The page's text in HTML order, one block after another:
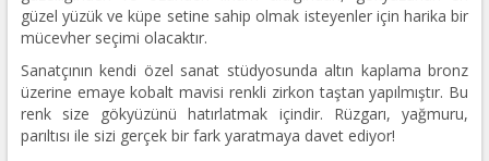
güzel yüzük ve küpe setine sahip olmak isteyenler için harika bir
mücevher seçimi olacaktır.
Sanatçının kendi özel sanat stüdyosunda altın kaplama bronz
üzerine emaye kobalt mavisi renkli zirkon taştan yapılmıştır. Bu
renk size gökyüzünü hatırlatmak içindir. Rüzgarı, yağmuru,
parıltısı ile sizi gerçek bir fark yaratmaya davet ediyor!